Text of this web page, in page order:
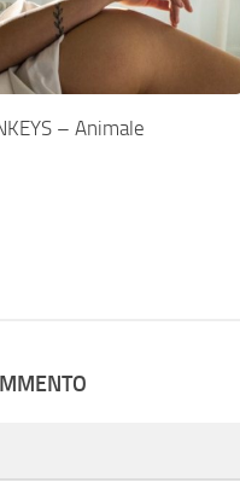
– Animale